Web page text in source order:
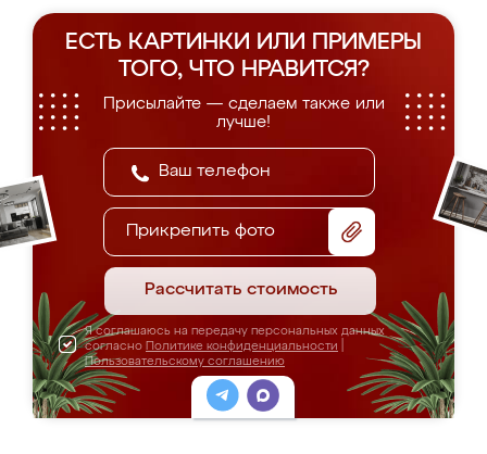
ЕСТЬ КАРТИНКИ ИЛИ ПРИМЕРЫ
ТОГО, ЧТО НРАВИТСЯ?
Присылайте — сделаем также или
лучше!
Прикрепить фото
Рассчитать стоимость
Я соглашаюсь на передачу персональных данных
согласно Политике конфиденциальности
Пользовательскому соглашению